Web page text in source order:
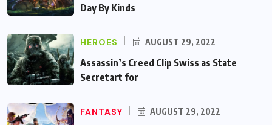
Day By Kinds
HEROES AUGUST 29, 2022
Assassin’s Creed Clip Swiss as State
Secretart for
FANTASY AUGUST 29, 2022